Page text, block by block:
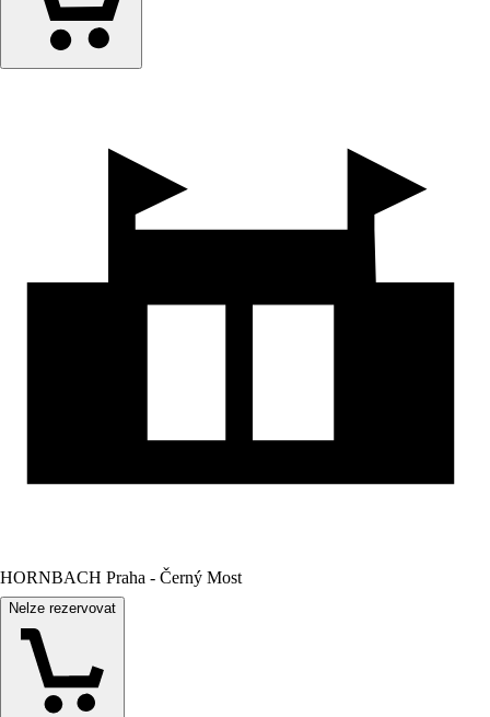
HORNBACH Praha - Černý Most
Nelze rezervovat